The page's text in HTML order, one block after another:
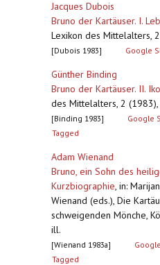
Jacques Dubois
Bruno der Kartäuser. I.
Lexikon des Mittelalters,
[Dubois 1983] Google
Günther Binding
Bruno der Kartäuser. II.
des Mittelalters, 2
[Binding 1983] Google
Tagged
Adam Wienand
Bruno, ein Sohn des
Kurzbiographie, in:
Wienand (eds.), Die
schweigenden Mönche,
ill.
[Wienand 1983a]
Tagged